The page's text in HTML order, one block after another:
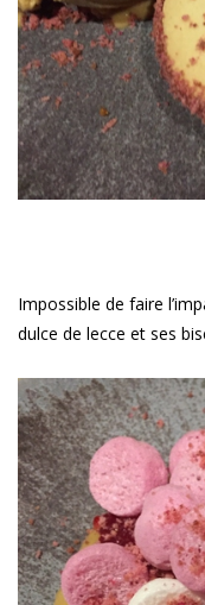
Impossible de faire
dulce de lecce et ses